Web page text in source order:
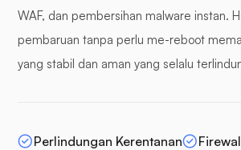
WAF, dan pembersihan malware instan.
pembaruan tanpa perlu me-reboot
yang stabil dan aman yang selalu
Perlindungan Kerentanan